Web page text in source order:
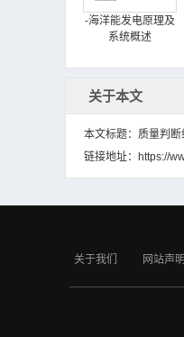
0198_Work-
0198_Z_E2E-
0198_Z_E2E-
dprt
-海洋能发电原理及
系统概述
关于本文
本文标题：质量判断
链接地址： https://
关于我们 网站声明